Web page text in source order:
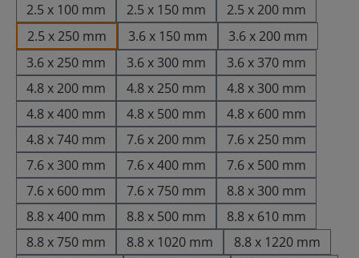
2.5 x 100 mm
2.5 x 150 mm
2.5 x 200 mm
2.5 x 250 mm
3.6 x 150 mm
3.6 x 200 mm
3.6 x 250 mm
3.6 x 300 mm
3.6 x 370 mm
4.8 x 200 mm
4.8 x 250 mm
4.8 x 300 mm
4.8 x 400 mm
4.8 x 500 mm
4.8 x 600 mm
4.8 x 740 mm
7.6 x 200 mm
7.6 x 250 mm
7.6 x 300 mm
7.6 x 400 mm
7.6 x 500 mm
7.6 x 600 mm
7.6 x 750 mm
8.8 x 300 mm
8.8 x 400 mm
8.8 x 500 mm
8.8 x 610 mm
8.8 x 750 mm
8.8 x 1020 mm
8.8 x 1220 mm